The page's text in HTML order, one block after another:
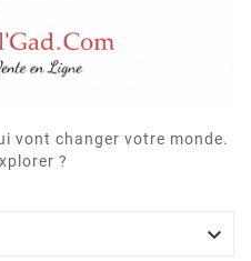
vont changer votre monde.
?
